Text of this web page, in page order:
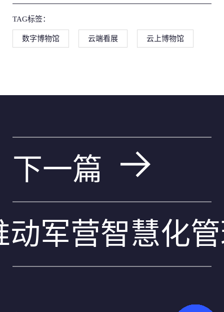
TAG标签：
数字博物馆 云端看展 云上博物馆
下一篇
营智慧化管理